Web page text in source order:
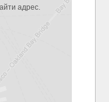
адрес.